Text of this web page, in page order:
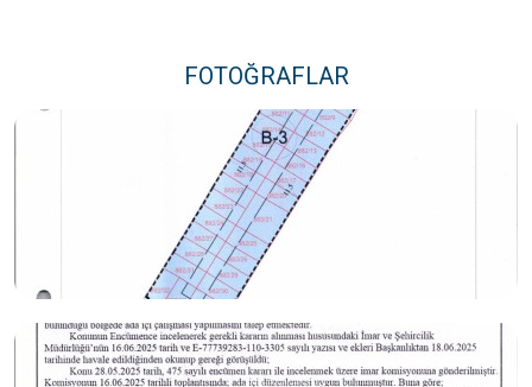
FOTOĞRAFLAR